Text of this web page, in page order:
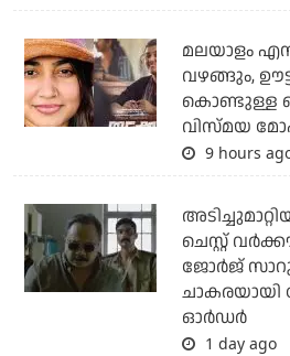
മലയാളം
വഴങ്ങും,
കൊണ്ടുള്ള
വിസ്മയ
9 hours
ചെസ്റ്റ്
ജോര്‍ജ്
ഓര്‍ഡര്‍
1 day ago